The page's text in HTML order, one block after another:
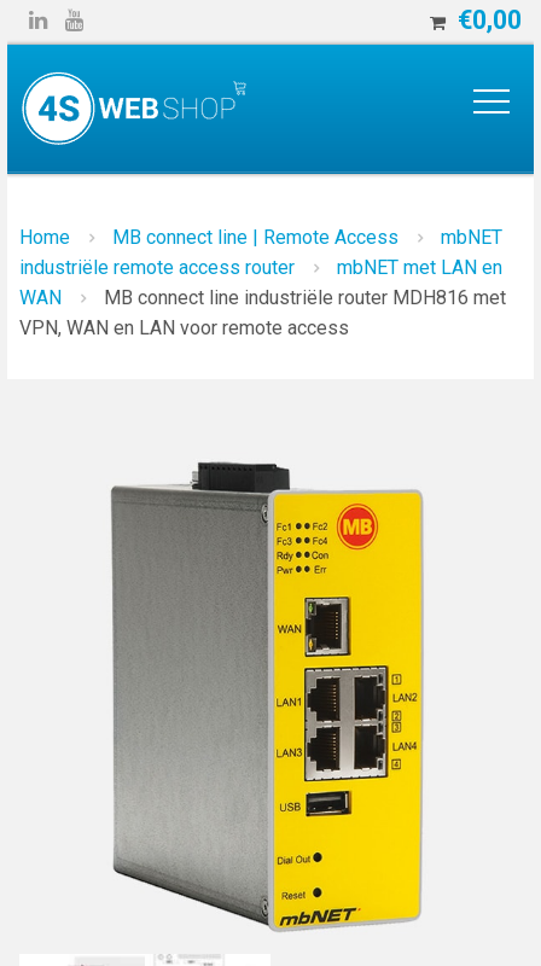
€0,00
 
Home MB connect line | Remote Access
mbNET
industriële remote access router
mbNET met LAN en
WAN
MB connect line industriële router MDH816 met
VPN, WAN en LAN voor remote access